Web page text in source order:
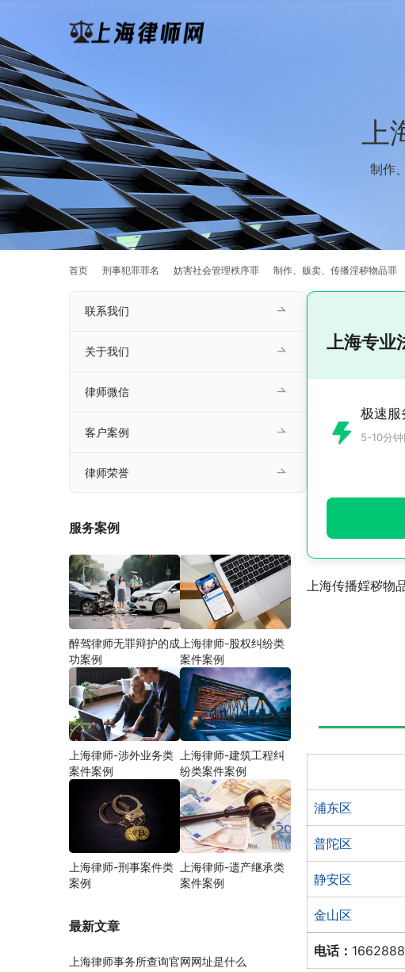
上
制作
首页 刑事犯罪罪名 妨害社会管理秩序罪 制作、贩卖、传播淫秽物品罪
上海专业
极速服
5-10分
上海传播婬秽物
浦东区
普陀区
静安区
金山区
电话：
联系我们
关于我们
律师微信
客户案例
律师荣誉
服务案例
醉驾律师无罪辩护的成
功案例
上海律师-股权纠纷类
案件案例
上海律师-涉外业务类
案件案例
上海律师-建筑工程纠
纷类案件案例
上海律师-刑事案件类
案例
上海律师-遗产继承类
案件案例
最新文章
上海律师事务所查询官网网址是什么